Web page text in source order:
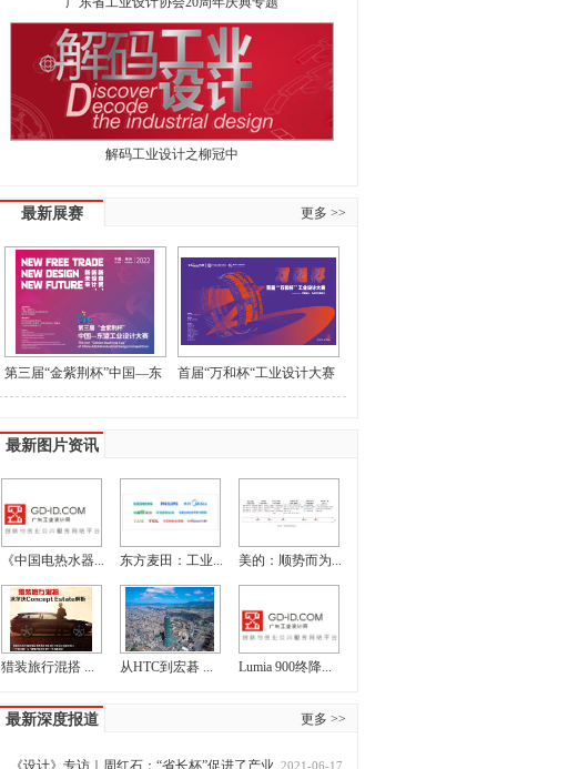
解码工业设计之柳冠中
更多 >>
最新展赛
第三届“金紫荆杯”中国—东
首届“万和杯“工业设计大赛
最新图片资讯
《中国电热水器... 东方麦田：工业... 美的：顺势而为...
猎装旅行混搭 ... 从HTC到宏碁 ... Lumia 900终降...
更多 >>
最新深度报道
2021-06-17
《设计》专访｜周红石：“省长杯”促进了产业